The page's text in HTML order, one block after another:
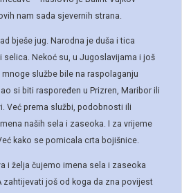
nam sada sjevernih strana.
bješe jug. Narodna je duša i tica
selica. Nekoć su, u Jugoslavijama i još
službe bile na raspolaganju
si biti raspoređen u Prizren, Maribor ili
Već prema službi, podobnosti ili
naših sela i zaseoka. I za vrijeme
kako se pomicala crta bojišnice.
i želja čujemo imena sela i zaseoka
zahtijevati još od koga da zna povijest